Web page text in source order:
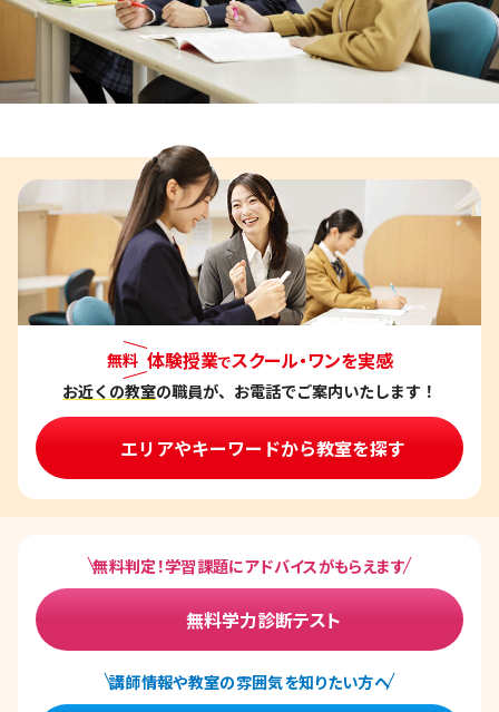
無料 体験授業でスクール・ワンを実感
お近くの教室の職員が、お電話でご案内いたします！
エリアやキーワードから教室を探す
無料判定！学習課題にアドバイスがもらえます
無料学力診断テスト
講師情報や教室の雰囲気を知りたい方へ